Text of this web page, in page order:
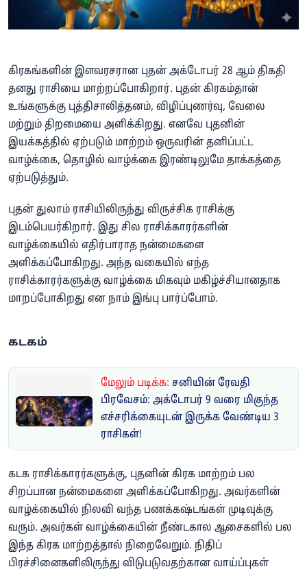
கிரகங்களின் இளவரசரான புதன் அக்டோபர் 28 ஆம் திகதி
தனது ராசியை மாற்றப்போகிறார். புதன் கிரகம்தான்
உங்களுக்கு புத்திசாலித்தனம், விழிப்புணர்வு, வேலை
மற்றும் திறமையை அளிக்கிறது. எனவே புதனின்
இயக்கத்தில் ஏற்படும் மாற்றம் ஒருவரின் தனிப்பட்ட
வாழ்க்கை, தொழில் வாழ்க்கை இரண்டிலுமே தாக்கத்தை
ஏற்படுத்தும்.
புதன் துலாம் ராசியிலிருந்து விருச்சிக ராசிக்கு
இடம்பெயர்கிறார். இது சில ராசிக்காரர்களின்
வாழ்க்கையில் எதிர்பாராத நன்மைகளை
அளிக்கப்போகிறது. அந்த வகையில் எந்த
ராசிக்காரர்களுக்கு வாழ்க்கை மிகவும் மகிழ்ச்சியானதாக
மாறப்போகிறது என நாம் இங்பு பார்ப்போம்.
கடகம்
மேலும் படிக்க: சனியின் ரேவதி
பிரவேசம்: அக்டோபர் 9 வரை மிகுந்த
எச்சரிக்கையுடன் இருக்க வேண்டிய 3
ராசிகள்!
கடக ராசிக்காரர்களுக்கு, புதனின் கிரக மாற்றம் பல
சிறப்பான நன்மைகளை அளிக்கப்போகிறது. அவர்களின்
வாழ்க்கையில் நிலவி வந்த பணக்கஷ்டங்கள் முடிவுக்கு
வரும். அவர்கள் வாழ்க்கையின் நீண்டகால ஆசைகளில் பல
இந்த கிரக மாற்றத்தால் நிறைவேறும். நிதிப்
பிரச்சினைகளிலிருந்து விடுபடுவதற்கான வாய்ப்புகள்